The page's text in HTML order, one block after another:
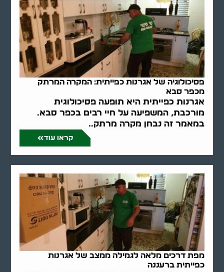
פסיכולוגיה של אגרנות כפייתית: המקרה המרתק
מכפר סבא
אגרנות כפייתית היא תופעה פסיכולוגית
מורכבת, המשפיעה על חיי רבים בכפר סבא.
במאמר זה נבחן מקרה מרתק..
קראו עוד
מפת דרכים מלאה לגמילה ממצב של אגרנות
כפייתית ברעננה